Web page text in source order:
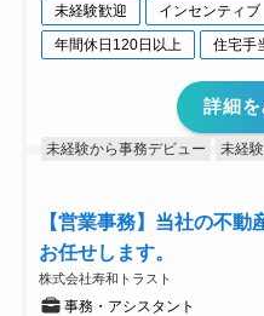
未経験歓迎 インセンティブ
年間休日120日以上
住宅手
詳細
未経験から事務デビュー 未経
【営業事務】当社の不
お任せします。
株式会社寿和トラスト
事務・アシスタント